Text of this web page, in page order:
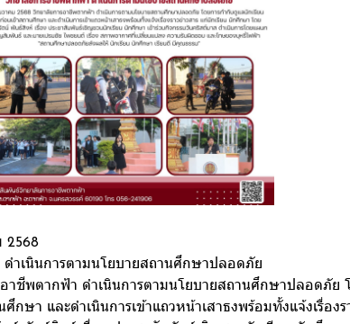
2568
ำเนินการตามนโยบายสถานศึกษาปลอดภัย
าชีพตากฟ้า ดำเนินการตามนโยบายสถานศึกษาปลอดภัย
ษา และดำเนินการเข้าแถวหน้าเสาธงพร้อมทั้งแจ้งเรื่องร